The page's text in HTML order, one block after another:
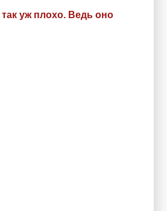
уж плохо. Ведь оно